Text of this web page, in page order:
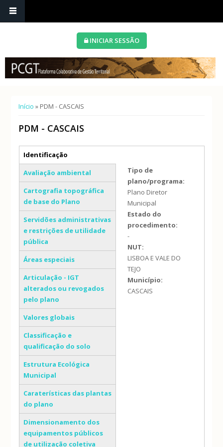
INICIAR SESSÃO
Está aqui
Início » PDM - CASCAIS
PDM - CASCAIS
Separadores verticais
Identificação
(separador ativo)
Avaliação ambiental
Cartografia topográfica
de base do Plano
Servidões administrativas
e restrições de utilidade
pública
Áreas especiais
Articulação - IGT
alterados ou revogados
pelo plano
Valores globais
Classificação e
qualificação do solo
Estrutura Ecológica
Municipal
Caraterísticas das plantas
do plano
Dimensionamento dos
equipamentos públicos
de utilização coletiva
Tipo de
plano/programa:
Plano Diretor
Municipal
Estado do
procedimento:
-
NUT:
LISBOA E VALE DO
TEJO
Município:
CASCAIS